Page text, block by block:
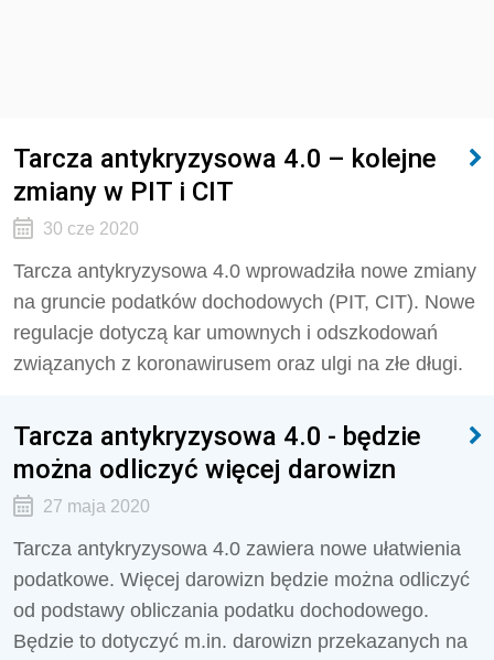
Tarcza antykryzysowa 4.0 – kolejne
zmiany w PIT i CIT
30 cze 2020
Tarcza antykryzysowa 4.0 wprowadziła nowe zmiany
na gruncie podatków dochodowych (PIT, CIT). Nowe
regulacje dotyczą kar umownych i odszkodowań
związanych z koronawirusem oraz ulgi na złe długi.
Tarcza antykryzysowa 4.0 - będzie
można odliczyć więcej darowizn
27 maja 2020
Tarcza antykryzysowa 4.0 zawiera nowe ułatwienia
podatkowe. Więcej darowizn będzie można odliczyć
od podstawy obliczania podatku dochodowego.
Będzie to dotyczyć m.in. darowizn przekazanych na